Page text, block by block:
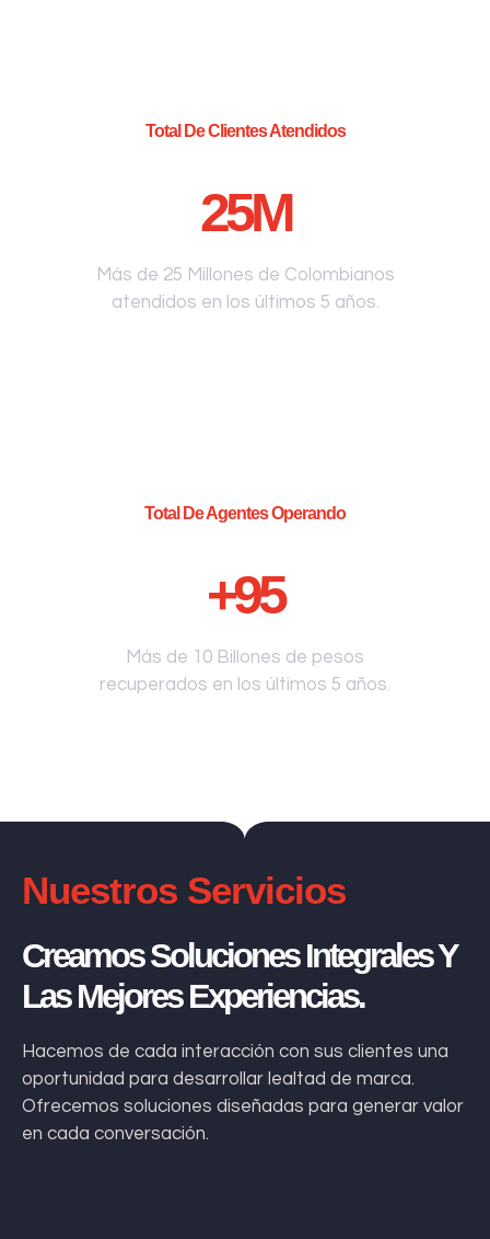
Total De Clientes Atendidos
25M
Más de 25 Millones de Colombianos
atendidos en los últimos 5 años.
Total De Agentes Operando
+95
Más de 10 Billones de pesos
recuperados en los últimos 5 años.
Nuestros Servicios
Creamos Soluciones Integrales Y
Las Mejores Experiencias.
Hacemos de cada interacción con sus clientes una
oportunidad para desarrollar lealtad de marca.
Ofrecemos soluciones diseñadas para generar valor
en cada conversación.